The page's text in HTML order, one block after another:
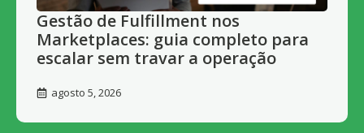
Gestão de Fulfillment nos
Marketplaces: guia completo para
escalar sem travar a operação
agosto 5, 2026